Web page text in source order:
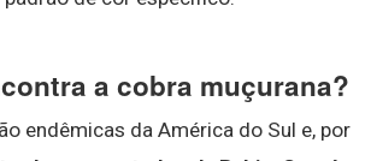
a cobra muçurana?
endêmicas da América do Sul e, por